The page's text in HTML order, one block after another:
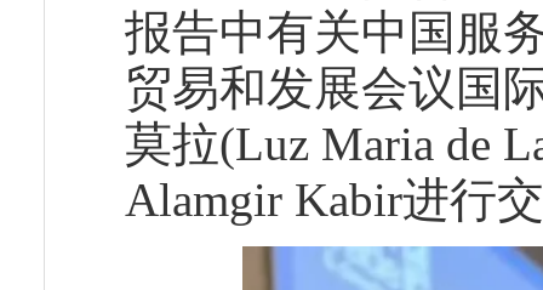
报告中有关中国服
贸易和发展会议国
莫拉(Luz Maria de
Alamgir Kabir进行